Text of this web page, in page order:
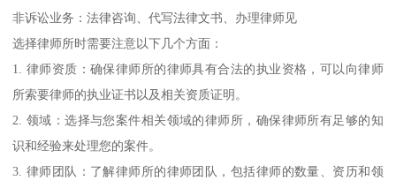
非诉讼业务：法律咨询、代写法律文书、办理律师见
选择律师所时需要注意以下几个方面：
1. 律师资质：确保律师所的律师具有合法的执业资格，可以向律师
所索要律师的执业证书以及相关资质证明。
2. 领域：选择与您案件相关领域的律师所，确保律师所有足够的知
识和经验来处理您的案件。
3. 律师团队：了解律师所的律师团队，包括律师的数量、资历和领